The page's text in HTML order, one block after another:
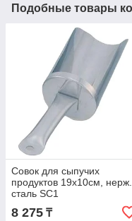
Подобные товары
Совок для сыпучих
продуктов 19х10см, нерж.
сталь SC1
8 275 ₸